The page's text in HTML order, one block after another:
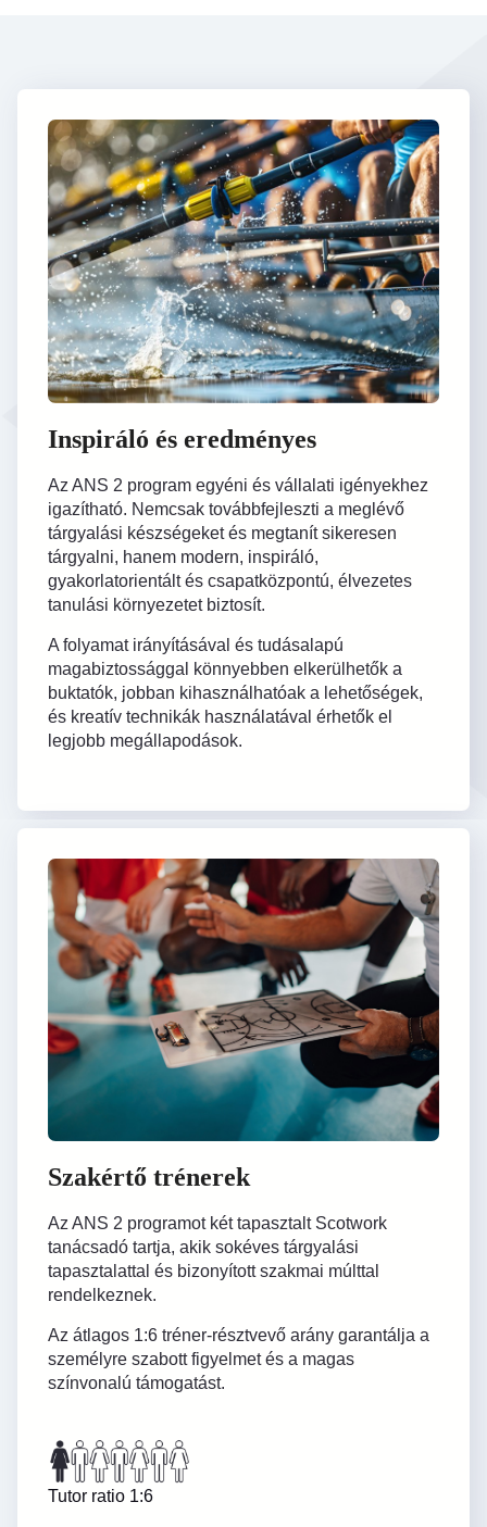
Inspiráló és eredményes
Az ANS 2 program egyéni és vállalati igényekhez
igazítható. Nemcsak továbbfejleszti a meglévő
tárgyalási készségeket és megtanít sikeresen
tárgyalni, hanem modern, inspiráló,
gyakorlatorientált és csapatközpontú, élvezetes
tanulási környezetet biztosít.
A folyamat irányításával és tudásalapú
magabiztossággal könnyebben elkerülhetők a
buktatók, jobban kihasználhatóak a lehetőségek,
és kreatív technikák használatával érhetők el
legjobb megállapodások.
Szakértő trénerek
Az ANS 2 programot két tapasztalt Scotwork
tanácsadó tartja, akik sokéves tárgyalási
tapasztalattal és bizonyított szakmai múlttal
rendelkeznek.
Az átlagos 1:6 tréner-résztvevő arány garantálja a
személyre szabott figyelmet és a magas
színvonalú támogatást.
Tutor ratio 1:6